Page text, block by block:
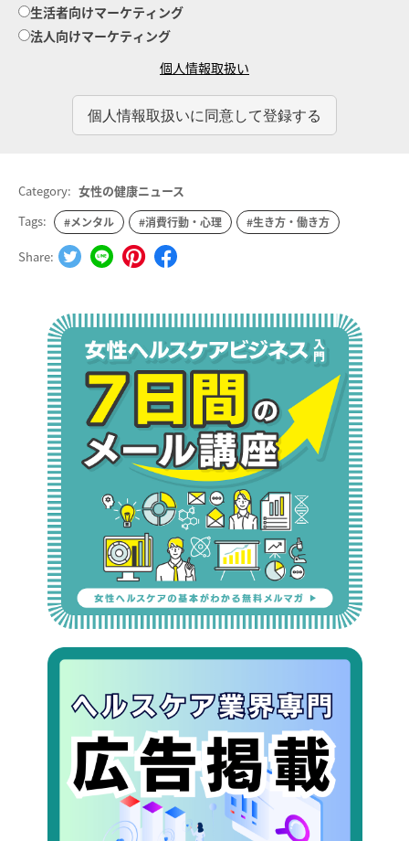
生活者向けマーケティング
法人向けマーケティング
個人情報取扱い
Category: 女性の健康ニュース
Tags:
#メンタル #消費行動・心理 #生き方・働き方
Share: